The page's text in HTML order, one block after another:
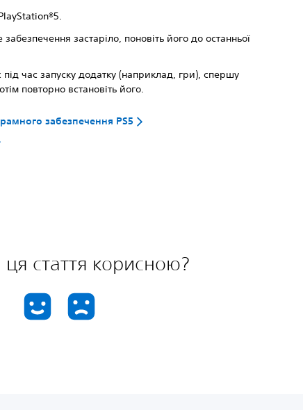
застаріло, поновіть його до останньої
час запуску додатку (наприклад, гри), спершу
повторно встановіть його.
забезпечення PS5
стаття корисною?